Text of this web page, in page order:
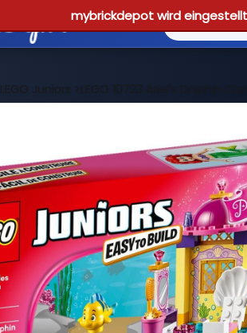
mybrickdepot wird
LEGO Juniors >LEGO 10723 Ariel's Dolphin